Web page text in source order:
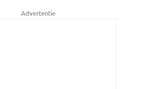
Advertentie